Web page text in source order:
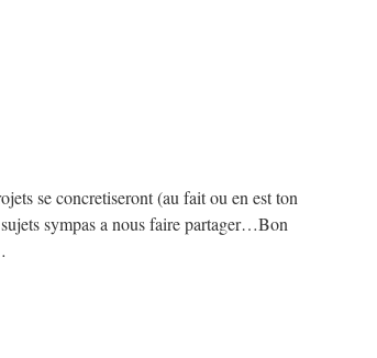
se concretiseront (au fait ou en est ton
sympas a nous faire partager…Bon